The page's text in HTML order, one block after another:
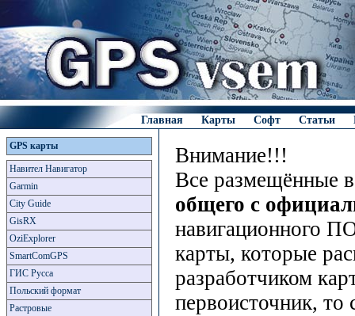
Главная Карты Софт Статьи
GPS карты
Навител Навигатор
Garmin
City Guide
GisRX
OziExplorer
SmartComGPS
ГИС Русса
Польский формат
Растровые
Внимание!!!
Все размещённые
общего с
навигационного
карты, которые
разработчиком
первоисточник,